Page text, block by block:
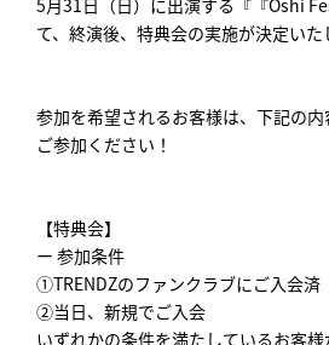
5月31日（日）に出演する『『Oshi
て、終演後、特典会の実施が決定いた
参加を希望されるお客様は、下記の
ご参加ください！
【特典会】
ー 参加条件
①TRENDZのファンクラブにご入会済
②当日、新規でご入会
いずれかの条件を満たしているお客